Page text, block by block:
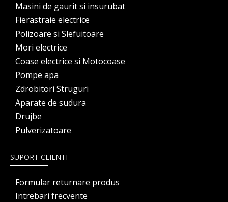
Masini de gaurit si insurubat
Fierastraie electrice
Polizoare si Slefuitoare
Mori electrice
Coase electrice si Motocoase
Pompe apa
Zdrobitori Struguri
Aparate de sudura
Drujbe
Pulverizatoare
SUPORT CLIENTI
Formular returnare produs
Intrebari frecvente